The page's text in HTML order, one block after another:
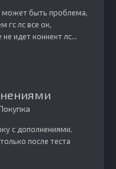
может быть проблема,
гс лс все ок,
идет коннект лс...
с дополнениями.
после теста